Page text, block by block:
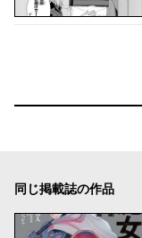
同じ掲載誌の作品